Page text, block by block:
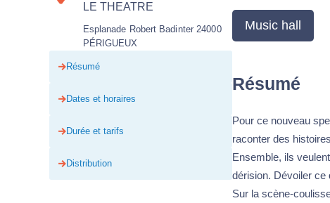
LE THEATRE
Esplanade Robert Badinter 24000
PÉRIGUEUX
Résumé
Dates et horaires
Durée et tarifs
Distribution
Music hall
Résumé
Pour ce nouveau
raconter des
Ensemble, ils
dérision. Dévoiler ce
Sur la scène-